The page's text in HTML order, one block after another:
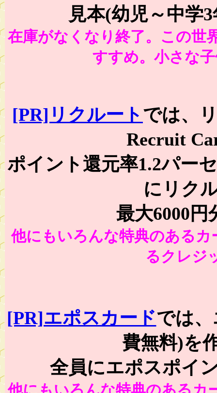
見本(幼児～中学
在庫がなくなり終了。この世
すすめ。小さな
[PR]リクルート では、
Recruit
ポイント還元率1.2パー
にリク
最大6000
他にもいろんな特典のある
るクレジ
[PR]エポスカードでは
費無料)を
全員にエポスポイ